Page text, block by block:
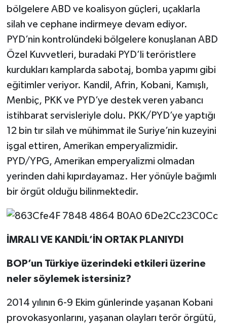
bölgelere ABD ve koalisyon güçleri, uçaklarla
silah ve cephane indirmeye devam ediyor.
PYD’nin kontrolündeki bölgelere konuşlanan ABD
Özel Kuvvetleri, buradaki PYD’li teröristlere
kurdukları kamplarda sabotaj, bomba yapımı gibi
eğitimler veriyor. Kandil, Afrin, Kobani, Kamışlı,
Menbiç, PKK ve PYD’ye destek veren yabancı
istihbarat servisleriyle dolu. PKK/PYD’ye yaptığı
12 bin tır silah ve mühimmat ile Suriye’nin kuzeyini
işgal ettiren, Amerikan emperyalizmidir.
PYD/YPG, Amerikan emperyalizmi olmadan
yerinden dahi kıpırdayamaz. Her yönüyle bağımlı
bir örgüt olduğu bilinmektedir.
İMRALI VE KANDİL’İN ORTAK PLANIYDI
BOP’un Türkiye üzerindeki etkileri üzerine
neler söylemek istersiniz?
2014 yılının 6-9 Ekim günlerinde yaşanan Kobani
provokasyonlarını, yaşanan olayları terör örgütü,